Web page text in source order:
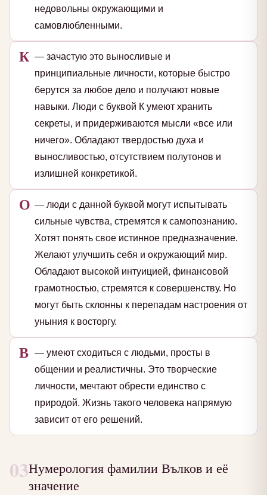
недовольны окружающими и
самовлюбленными.
К — зачастую это выносливые и
принципиальные личности, которые быстро
берутся за любое дело и получают новые
навыки. Люди с буквой К умеют хранить
секреты, и придерживаются мысли «все или
ничего». Обладают твердостью духа и
выносливостью, отсутствием полутонов и
излишней конкретикой.
О — люди с данной буквой могут испытывать
сильные чувства, стремятся к самопознанию.
Хотят понять свое истинное предназначение.
Желают улучшить себя и окружающий мир.
Обладают высокой интуицией, финансовой
грамотностью, стремятся к совершенству. Но
могут быть склонны к перепадам настроения от
уныния к восторгу.
В — умеют сходиться с людьми, просты в
общении и реалистичны. Это творческие
личности, мечтают обрести единство с
природой. Жизнь такого человека напрямую
зависит от его решений.
03Нумерология фамилии Вълков и её
значение